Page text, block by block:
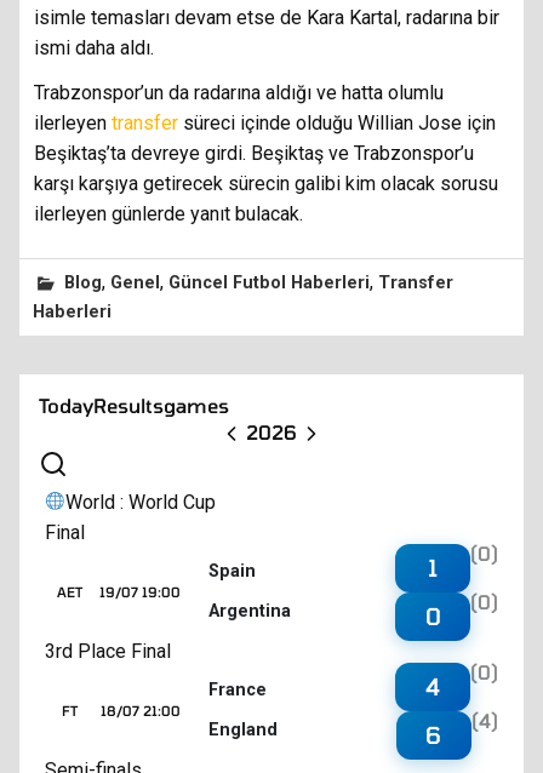
isimle temasları devam etse de Kara Kartal, radarına bir
ismi daha aldı.
Trabzonspor’un da radarına aldığı ve hatta olumlu
ilerleyen transfer süreci içinde olduğu Willian Jose için
Beşiktaş’ta devreye girdi. Beşiktaş ve Trabzonspor’u
karşı karşıya getirecek sürecin galibi kim olacak sorusu
ilerleyen günlerde yanıt bulacak.
Blog, Genel, Güncel Futbol Haberleri, Transfer
Haberleri
TodayResultsgames
2026
World : World Cup
Final
19/07 19:00
AET
Spain
Argentina
1
(0)
0
(0)
3rd Place Final
18/07 21:00
FT
France
England
4
(0)
6
(4)